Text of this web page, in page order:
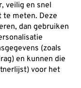
veilig en snel
te meten. Deze
dan gebruiken
(zoals
en kunnen die
voor het